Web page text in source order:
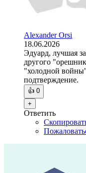
Alexander Orsi
18.06.2026
Эдуард, лучшая
другого
"холодной
подтверждение.
👍 0
+
Ответить